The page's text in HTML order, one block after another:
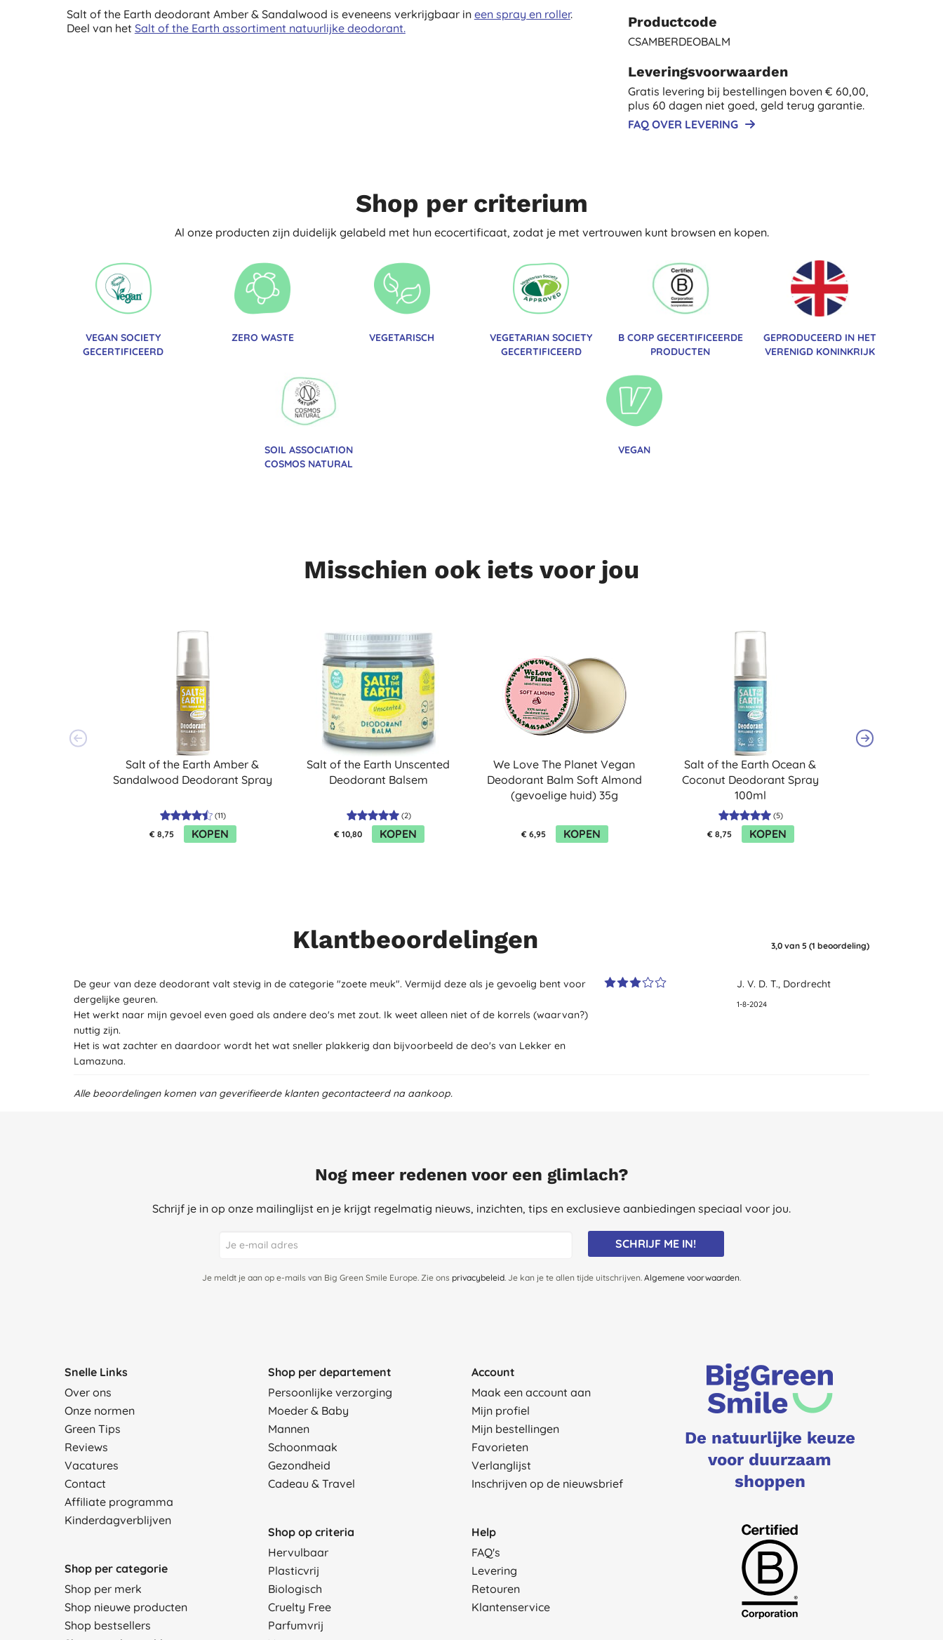
Salt of the Earth deodorant Amber & Sandalwood is eveneens verkrijgbaar in een spray en roller.
Deel van het Salt of the Earth assortiment natuurlijke deodorant. Productcode
CSAMBERDEOBALM
Leveringsvoorwaarden
Gratis levering bij bestellingen boven € 60,00,
plus 60 dagen niet goed, geld terug garantie.
FAQ OVER LEVERING
Shop per criterium
Al onze producten zijn duidelijk gelabeld met hun ecocertificaat, zodat je met vertrouwen kunt browsen en kopen.
VEGAN SOCIETY
GECERTIFICEERD
ZERO WASTE VEGETARISCH
VEGETARIAN SOCIETY
GECERTIFICEERD
B CORP GECERTIFICEERDE
PRODUCTEN
GEPRODUCEERD IN HET
VERENIGD KONINKRIJK
SOIL ASSOCIATION
COSMOS NATURAL
VEGAN
Misschien ook iets voor jou
Salt of the Earth Amber &
Sandalwood Deodorant Spray
(11)
€ 8,75 KOPEN
Salt of the Earth Unscented
Deodorant Balsem
(2)
€ 10,80 KOPEN
We Love The Planet Vegan
Deodorant Balm Soft Almond
(gevoelige huid) 35g
€ 6,95 KOPEN
Salt of the Earth Ocean &
Coconut Deodorant Spray
100ml
(5)
€ 8,75 KOPEN
Klantbeoordelingen 3,0 van 5 (1 beoordeling)
De geur van deze deodorant valt stevig in de categorie "zoete meuk". Vermijd deze als je gevoelig bent voor
dergelijke geuren.
Het werkt naar mijn gevoel even goed als andere deo's met zout. Ik weet alleen niet of de korrels (waarvan?)
nuttig zijn.
Het is wat zachter en daardoor wordt het wat sneller plakkerig dan bijvoorbeeld de deo's van Lekker en
Lamazuna.
J. V. D. T., Dordrecht
1-8-2024
Alle beoordelingen komen van geverifieerde klanten gecontacteerd na aankoop.
Nog meer redenen voor een glimlach?
Schrijf je in op onze mailinglijst en je krijgt regelmatig nieuws, inzichten, tips en exclusieve aanbiedingen speciaal voor jou.
SCHRIJF ME IN!
Je meldt je aan op e-mails van Big Green Smile Europe. Zie ons privacybeleid. Je kan je te allen tijde uitschrijven. Algemene voorwaarden.
Snelle Links
Over ons
Onze normen
Green Tips
Reviews
Vacatures
Contact
Affiliate programma
Kinderdagverblijven
Shop per categorie
Shop per merk
Shop nieuwe producten
Shop bestsellers
Shop per departement
Persoonlijke verzorging
Moeder & Baby
Mannen
Schoonmaak
Gezondheid
Cadeau & Travel
Shop op criteria
Hervulbaar
Plasticvrij
Biologisch
Cruelty Free
Parfumvrij
Account
Maak een account aan
Mijn profiel
Mijn bestellingen
Favorieten
Verlanglijst
Inschrijven op de nieuwsbrief
Help
FAQ's
Levering
Retouren
Klantenservice
De natuurlijke keuze
voor duurzaam
shoppen